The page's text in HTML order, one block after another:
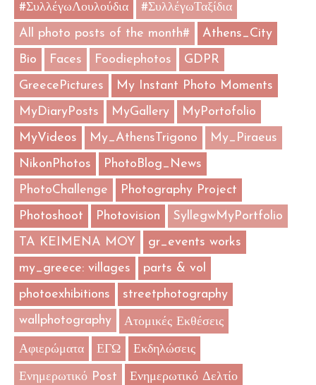
#ΣυλλέγωΛουλούδια
#ΣυλλέγωΤαξίδια
All photo posts of the month#
Athens_City
Bio
Faces Foodiephotos
GDPR
GreecePictures
My Instant Photo Moments
MyDiaryPosts
MyGallery
MyPortofolio
MyVideos
My_AthensTrigono
My_Piraeus
NikonPhotos
PhotoBlog_News
PhotoChallenge
Photography Project
Photoshoot
Photovision
SyllegwMyPortfolio
TA KEIMENA MOY
gr_events works
my_greece: villages
parts & vol
photoexhibitions
streetphotography
wallphotography
Ατομικές Εκθέσεις
Αφιερώματα ΕΓΩ Εκδηλώσεις
Ενημερωτικό Post Ενημερωτικό Δελτίο